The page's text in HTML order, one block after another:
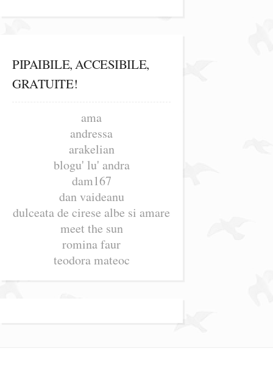
PIPAIBILE, ACCESIBILE,
GRATUITE!
ama
andressa
arakelian
blogu' lu' andra
dam167
dan vaideanu
dulceata de cirese albe si amare
meet the sun
romina faur
teodora mateoc